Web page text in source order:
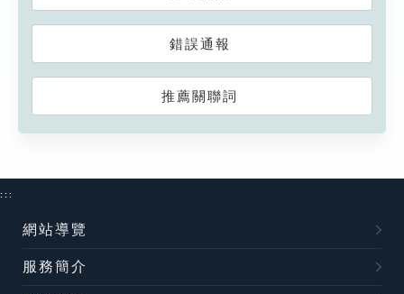
錯誤通報
推薦關聯詞
:::
網站導覽
服務簡介